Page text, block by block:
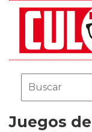
Juegos